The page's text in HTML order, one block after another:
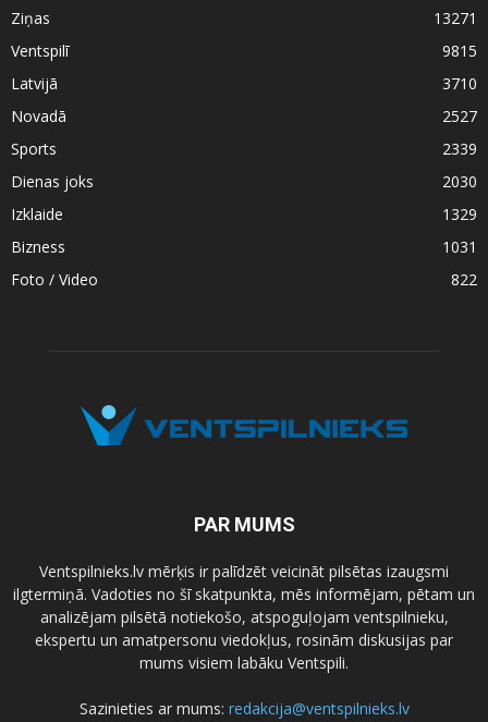
Ziņas
13271
Ventspilī
9815
Latvijā
3710
Novadā
2527
Sports
2339
Dienas joks
2030
Izklaide
1329
Bizness
1031
Foto / Video
822
PAR MUMS
Ventspilnieks.lv mērķis ir palīdzēt veicināt pilsētas izaugsmi
ilgtermiņā. Vadoties no šī skatpunkta, mēs informējam, pētam un
analizējam pilsētā notiekošo, atspoguļojam ventspilnieku,
ekspertu un amatpersonu viedokļus, rosinām diskusijas par
mums visiem labāku Ventspili.
Sazinieties ar mums: redakcija@ventspilnieks.lv